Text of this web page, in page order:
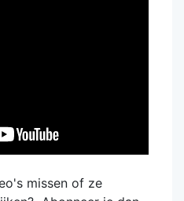
missen of ze